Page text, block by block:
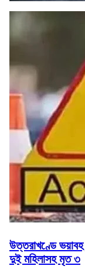
উত্তরাখণ্ডে ভয়াবহ
দুই মহিলাসহ মৃত ৩